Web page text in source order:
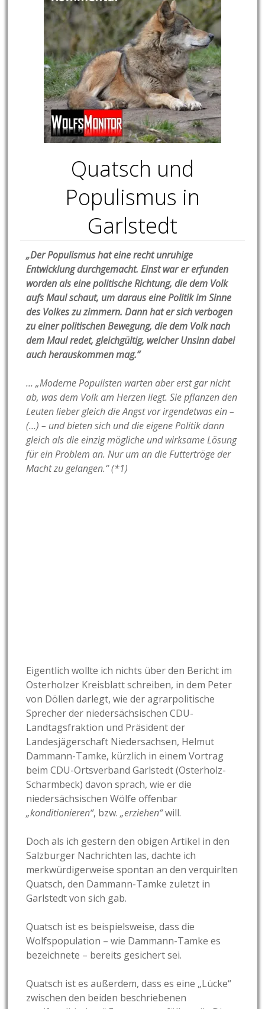
Quatsch und
Populismus in
Garlstedt
„Der Populismus hat eine recht unruhige
Entwicklung durchgemacht. Einst war er erfunden
worden als eine politische Richtung, die dem Volk
aufs Maul schaut, um daraus eine Politik im Sinne
des Volkes zu zimmern. Dann hat er sich verbogen
zu einer politischen Bewegung, die dem Volk nach
dem Maul redet, gleichgültig, welcher Unsinn dabei
auch herauskommen mag.“
… „Moderne Populisten warten aber erst gar nicht
ab, was dem Volk am Herzen liegt. Sie pflanzen den
Leuten lieber gleich die Angst vor irgendetwas ein –
(…) – und bieten sich und die eigene Politik dann
gleich als die einzig mögliche und wirksame Lösung
für ein Problem an. Nur um an die Futtertröge der
Macht zu gelangen.“ (*1)
Eigentlich wollte ich nichts über den Bericht im
Osterholzer Kreisblatt schreiben, in dem Peter
von Döllen darlegt, wie der agrarpolitische
Sprecher der niedersächsischen CDU-
Landtagsfraktion und Präsident der
Landesjägerschaft Niedersachsen, Helmut
Dammann-Tamke, kürzlich in einem Vortrag
beim CDU-Ortsverband Garlstedt (Osterholz-
Scharmbeck) davon sprach, wie er die
niedersächsischen Wölfe offenbar
„konditionieren“, bzw.„erziehen“will.
Doch als ich gestern den obigen Artikel in den
Salzburger Nachrichten las, dachte ich
merkwürdigerweise spontan an den verquirlten
Quatsch, den Dammann-Tamke zuletzt in
Garlstedt von sich gab.
Quatsch ist es beispielsweise, dass die
Wolfspopulation – wie Dammann-Tamke es
bezeichnete – bereits gesichert sei.
Quatsch ist es außerdem, dass es eine „Lücke“
zwischen den beiden beschriebenen